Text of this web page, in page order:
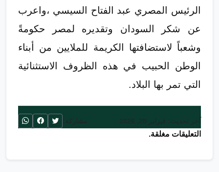
الرئيس المصري عبد الفتاح السيسي ،واعرب
عن شكر السودان وتقديره لمصر حكومةً
وشعباً لاستضافتها الكريمة للملايين من أبناء
الوطن الحبيب في هذه الظروف الاستثنائية
التي تمر بها البلاد.
التعليقات مغلقة.